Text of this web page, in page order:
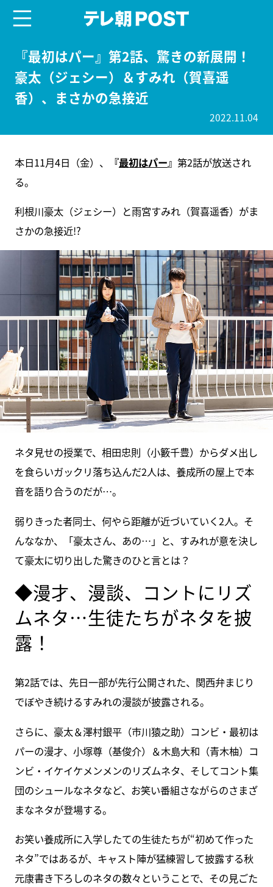
『最初はパー』第2話、驚きの新展開！
豪太（ジェシー）＆すみれ（賀喜遥
香）、まさかの急接近
2022.11.04
本日11月4日（金）、 『最初はパー』 第2話が放送され
る。
利根川豪太（ジェシー）と雨宮すみれ（賀喜遥香）がま
さかの急接近!?
ネタ見せの授業で、相田忠則（小籔千豊）からダメ出し
を食らいガックリ落ち込んだ2人は、養成所の屋上で本
音を語り合うのだが…。
弱りきった者同士、何やら距離が近づいていく2人。そ
んななか、「豪太さん、あの…」と、すみれが意を決し
て豪太に切り出した驚きのひと言とは？
◆漫才、漫談、コントにリズ
ムネタ…生徒たちがネタを披
露！
第2話では、先日一部が先行公開された、関西弁まじり
でぼやき続けるすみれの漫談が披露される。
さらに、豪太＆澤村銀平（市川猿之助）コンビ・最初は
パーの漫才、小塚尊（基俊介）＆木島大和（青木柚）コ
ンビ・イケイケメンメンのリズムネタ、そしてコント集
団のシュールなネタなど、お笑い番組さながらのさまざ
まなネタが登場する。
お笑い養成所に入学したての生徒たちが“初めて作った
ネタ”ではあるが、キャスト陣が猛練習して披露する秋
元康書き下ろしのネタの数々ということで、その見ごた